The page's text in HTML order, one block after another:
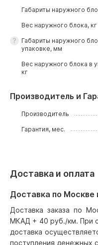
Габариты наружного
Вес наружного блока, кг
Габариты наружного
упаковке, мм
Вес наружного блока в
кг
Производитель и
Производитель
Гарантия, мес.
Доставка и оплата
Доставка по
Доставка заказа по
МКАД + 40 руб./км. При
доставка
поступления денежных